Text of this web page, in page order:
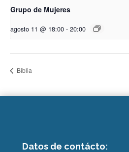
Grupo de Mujeres
agosto 11 @ 18:00 - 20:00
Biblia
Datos de contácto: